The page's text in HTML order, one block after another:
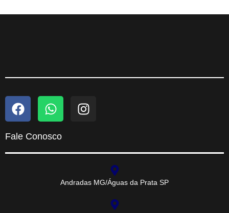
Fale Conosco
Andradas MG/Águas da Prata SP